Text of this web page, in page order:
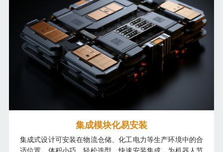
集成模块化易安装
集成式设计可安装在物流仓储、化工电力等生产环境中的合
适位置。体积小巧，轻松选型，快速安装集成，为机器人节